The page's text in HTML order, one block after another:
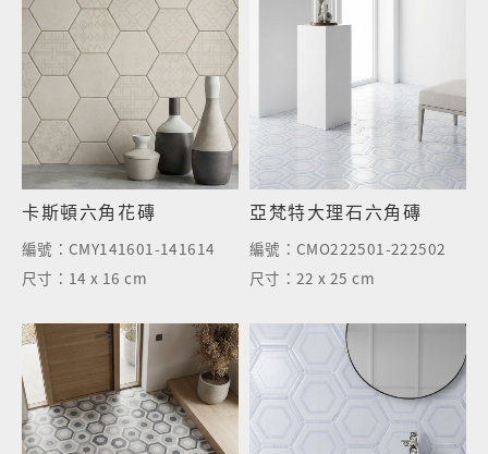
卡斯頓六角花磚
編號： CMY141601-141614
尺寸： 14 x 16 cm
亞梵特大理石六角磚
編號： CMO222501-222502
尺寸：22 x 25 cm